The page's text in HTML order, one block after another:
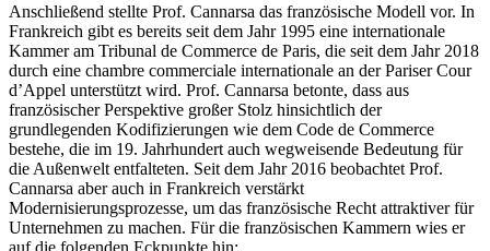
Anschließend stellte Prof. Cannarsa das französische Modell vor. In
Frankreich gibt es bereits seit dem Jahr 1995 eine internationale
Kammer am Tribunal de Commerce de Paris, die seit dem Jahr 2018
durch eine chambre commerciale internationale an der Pariser Cour
d’Appel unterstützt wird. Prof. Cannarsa betonte, dass aus
französischer Perspektive großer Stolz hinsichtlich der
grundlegenden Kodifizierungen wie dem Code de Commerce
bestehe, die im 19. Jahrhundert auch wegweisende Bedeutung für
die Außenwelt entfalteten. Seit dem Jahr 2016 beobachtet Prof.
Cannarsa aber auch in Frankreich verstärkt
Modernisierungsprozesse, um das französische Recht attraktiver für
Unternehmen zu machen. Für die französischen Kammern wies er
auf die folgenden Eckpunkte hin: